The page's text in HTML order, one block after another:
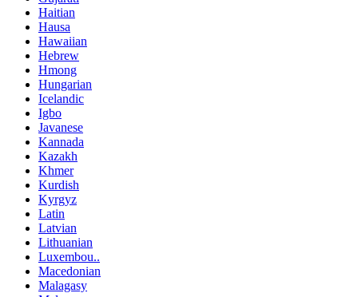
Haitian
Hausa
Hawaiian
Hebrew
Hmong
Hungarian
Icelandic
Igbo
Javanese
Kannada
Kazakh
Khmer
Kurdish
Kyrgyz
Latin
Latvian
Lithuanian
Luxembou..
Macedonian
Malagasy